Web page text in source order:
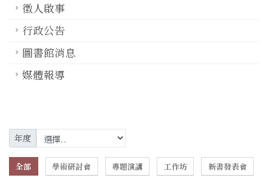
徵人啟事
行政公告
圖書館消息
媒體報導
年度
全部 學術研討會 專題演講 工作坊 新書發表會